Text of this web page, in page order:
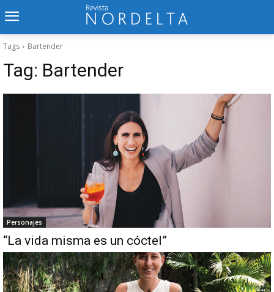
Tags Bartender
Tag: Bartender
Personajes
“La vida misma es un cóctel”